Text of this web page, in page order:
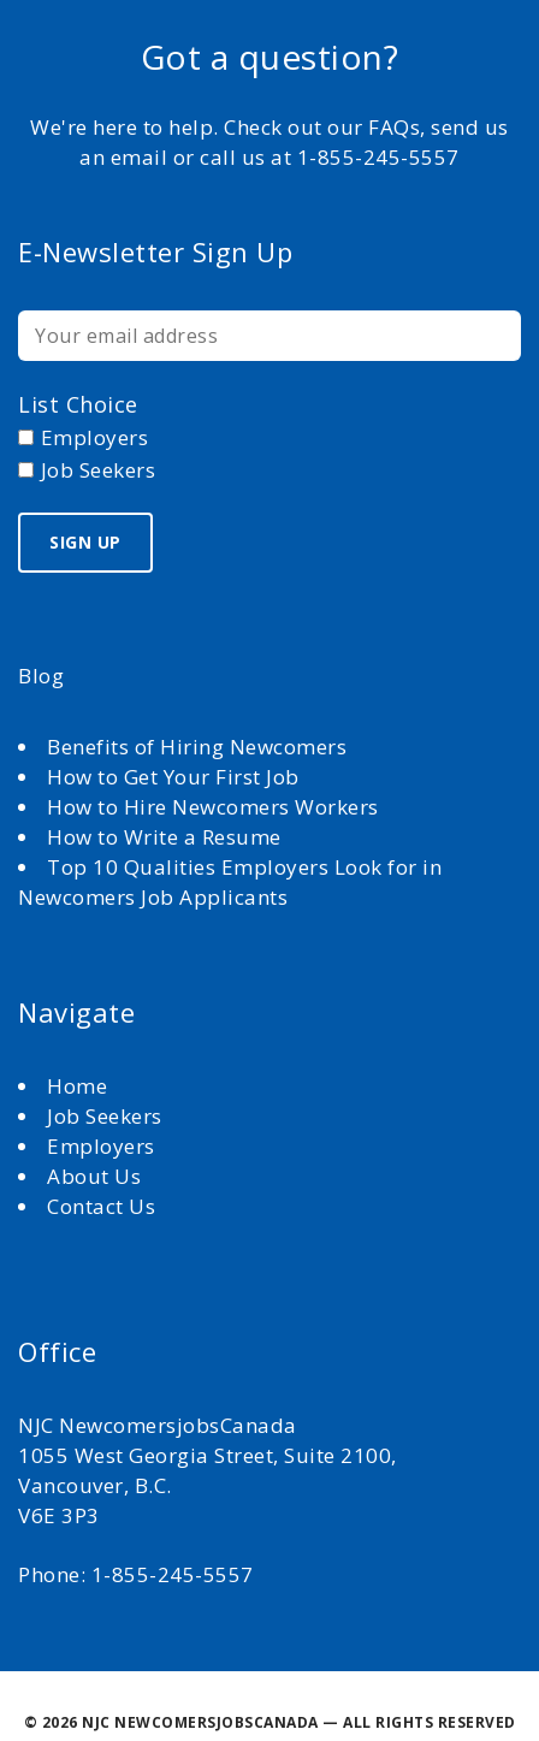
Got a question?
We're here to help. Check out our FAQs, send us
an email or call us at 1-855-245-5557
E-Newsletter Sign Up
List Choice
Employers
Job Seekers
Blog
Benefits of Hiring Newcomers
How to Get Your First Job
How to Hire Newcomers Workers
How to Write a Resume
Top 10 Qualities Employers Look for in
Newcomers Job Applicants
Navigate
Home
Job Seekers
Employers
About Us
Contact Us
Office
NJC NewcomersjobsCanada
1055 West Georgia Street, Suite 2100,
Vancouver, B.C.
V6E 3P3
Phone: 1-855-245-5557
© 2026 NJC NEWCOMERSJOBSCANADA — ALL RIGHTS RESERVED